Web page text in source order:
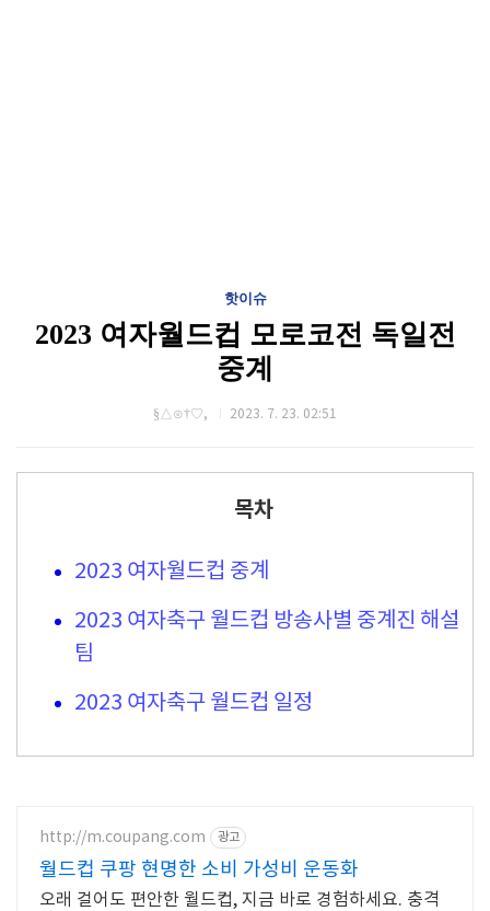
핫이슈
2023 여자월드컵 모로코전 독일전
중계
§△⊙†♡, 2023. 7. 23. 02:51
목차
2023 여자월드컵 중계
2023 여자축구 월드컵 방송사별 중계진 해설
팀
2023 여자축구 월드컵 일정
http://m.coupang.com 광고
월드컵 쿠팡 현명한 소비 가성비 운동화
오래 걸어도 편안한 월드컵, 지금 바로 경험하세요. 충격